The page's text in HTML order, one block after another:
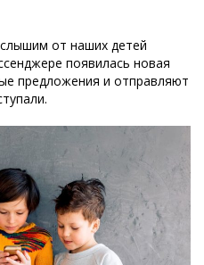
от наших детей
появилась новая
предложения и отправляют